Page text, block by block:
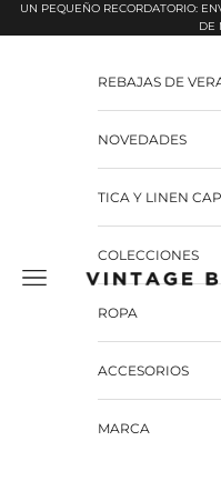
Pular para o conteúdo
UN PEQUEÑO RECORDATORIO:
DE
Vintage Bazaar
REBAJAS DE
NOVEDADES
TICA Y LINEN
COLECCIONES
ROPA
ACCESORIOS
MARCA